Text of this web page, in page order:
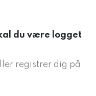
du være logget
registrer dig på